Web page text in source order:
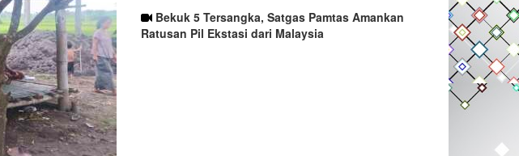
Bekuk 5 Tersangka, Satgas Pamtas Amankan
Ratusan Pil Ekstasi dari Malaysia